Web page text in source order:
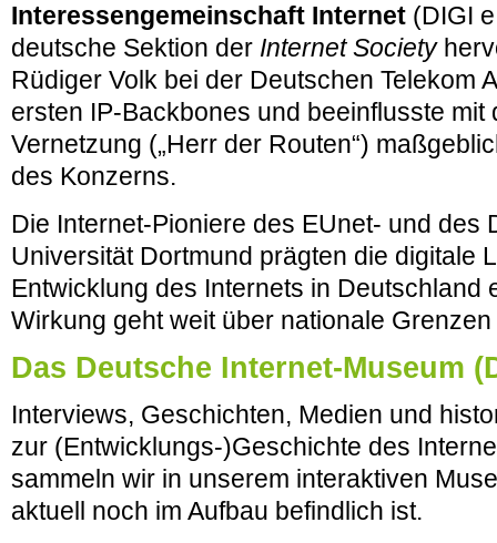
Interessengemeinschaft Internet (DIGI
deutsche Sektion der Internet Society
Rüdiger Volk bei der Deutschen Telekom
ersten IP-Backbones und beeinflusste mit
Vernetzung („Herr der Routen“)
des Konzerns.
Die Internet-Pioniere des EUnet- und des
Universität Dortmund prägten die digitale
Entwicklung des Internets in Deutschland
Wirkung geht weit über nationale
Das Deutsche Internet-Museum
Interviews, Geschichten, Medien und
zur (Entwicklungs-)Geschichte des
sammeln wir in unserem interaktiven
aktuell noch im Aufbau befindlich ist.